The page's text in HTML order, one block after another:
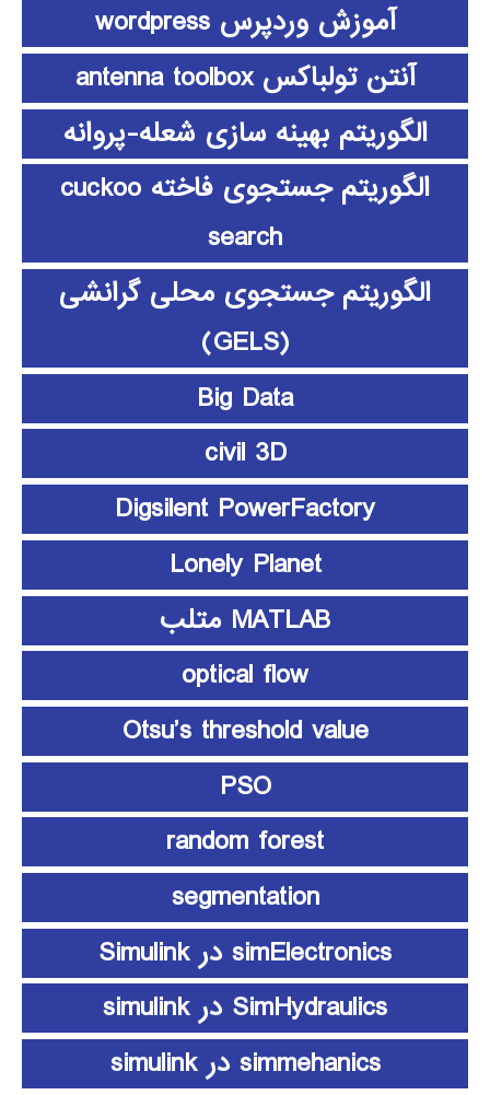
آموزش وردپرس wordpress
آنتن تولباکس antenna toolbox
الگوریتم بهینه سازی شعله-پروانه
الگوریتم جستجوی فاخته cuckoo
search
الگوریتم جستجوی محلی گرانشی
(GELS)
Big Data
civil 3D
Digsilent PowerFactory
Lonely Planet
MATLAB متلب
optical flow
Otsu’s threshold value
PSO
random forest
segmentation
simElectronics در Simulink
SimHydraulics در simulink
simmehanics در simulink